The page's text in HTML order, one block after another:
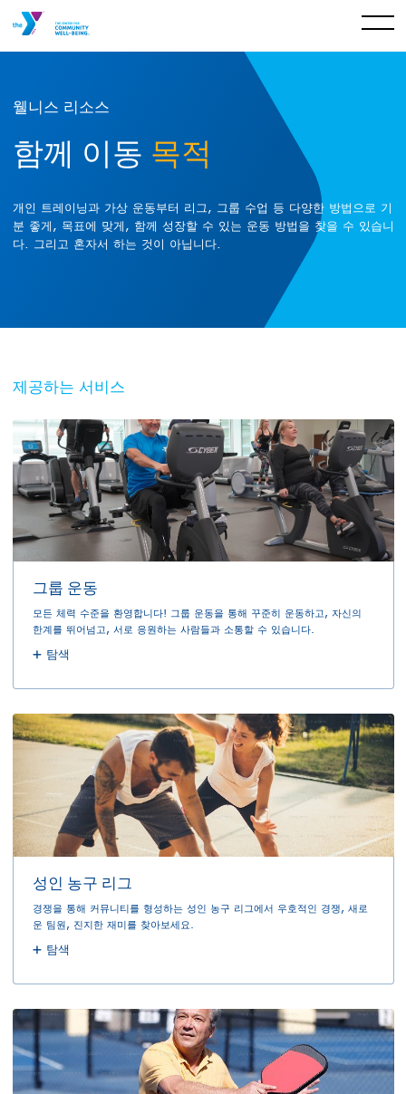
웰니스 리소스
함께 이동 목적
개인 트레이닝과 가상 운동부터 리그, 그룹 수업 등 다양한 방법으로 기
분 좋게, 목표에 맞게, 함께 성장할 수 있는 운동 방법을 찾을 수 있습니
다. 그리고 혼자서 하는 것이 아닙니다.
제공하는 서비스
그룹 운동
모든 체력 수준을 환영합니다! 그룹 운동을 통해 꾸준히 운동하고, 자신의
한계를 뛰어넘고, 서로 응원하는 사람들과 소통할 수 있습니다.
탐색
성인 농구 리그
경쟁을 통해 커뮤니티를 형성하는 성인 농구 리그에서 우호적인 경쟁, 새로
운 팀원, 진지한 재미를 찾아보세요.
탐색